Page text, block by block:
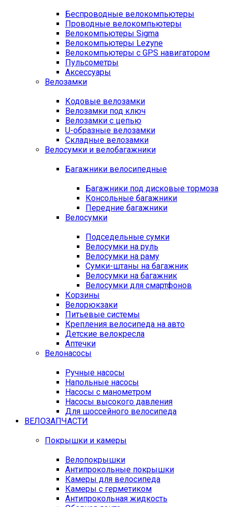
Беспроводные велокомпьютеры
Проводные велокомпьютеры
Велокомпьютеры Sigma
Велокомпьютеры Lezyne
Велокомпьютеры с GPS навигатором
Пульсометры
Аксессуары
Велозамки
Кодовые велозамки
Велозамки под ключ
Велозамки с цепью
U-образные велозамки
Складные велозамки
Велосумки и велобагажники
Багажники велосипедные
Багажники под дисковые тормоза
Консольные багажники
Передние багажники
Велосумки
Подседельные сумки
Велосумки на руль
Велосумки на раму
Сумки-штаны на багажник
Велосумки на багажник
Велосумки для смартфонов
Корзины
Велорюкзаки
Питьевые системы
Крепления велосипеда на авто
Детские велокресла
Аптечки
Велонасосы
Ручные насосы
Напольные насосы
Насосы с манометром
Насосы высокого давления
Для шоссейного велосипеда
ВЕЛОЗАПЧАСТИ
Покрышки и камеры
Велопокрышки
Антипрокольные покрышки
Камеры для велосипеда
Камеры с герметиком
Антипрокольная жидкость